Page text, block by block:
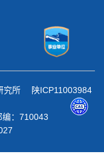
究所 陕ICP11003984
：710043